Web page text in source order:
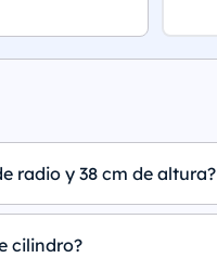
radio y 38 cm de altura?
cilindro?